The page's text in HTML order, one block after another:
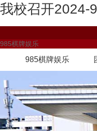
我校召开2024-
985棋牌娱乐
985棋牌娱乐